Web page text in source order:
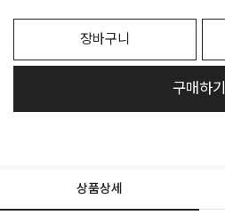
장바구니
구매하기
상품상세